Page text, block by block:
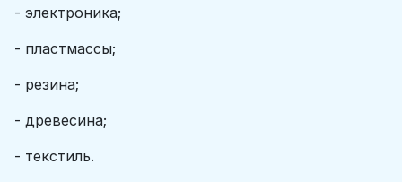
- электроника;
- пластмассы;
- резина;
- древесина;
- текстиль.